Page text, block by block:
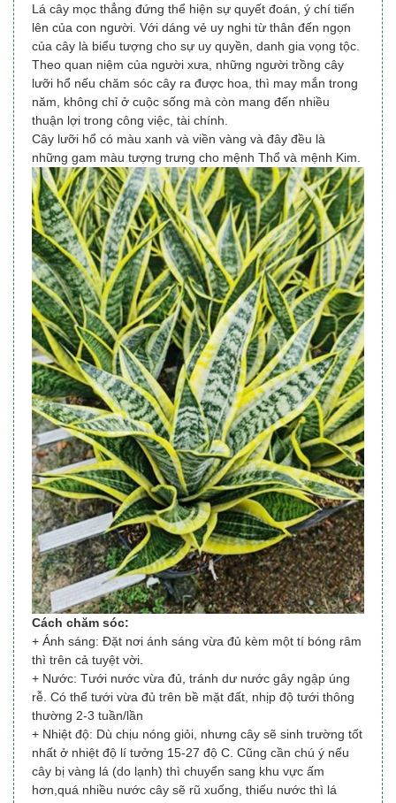
Lá cây mọc thẳng đứng thể hiện sự quyết đoán, ý chí tiến
lên của con người. Với dáng vẻ uy nghi từ thân đến ngọn
của cây là biểu tượng cho sự uy quyền, danh gia vọng tộc.
Theo quan niệm của người xưa, những người trồng cây
lưỡi hổ nếu chăm sóc cây ra được hoa, thì may mắn trong
năm, không chỉ ở cuộc sống mà còn mang đến nhiều
thuận lợi trong công việc, tài chính.
Cây lưỡi hổ có màu xanh và viền vàng và đây đều là
những gam màu tượng trưng cho mệnh Thổ và mệnh Kim.
Cách chăm sóc:
+ Ánh sáng: Đặt nơi ánh sáng vừa đủ kèm một tí bóng râm
thì trên cả tuyệt vời.
+ Nước: Tưới nước vừa đủ, tránh dư nước gây ngập úng
rễ. Có thể tưới vừa đủ trên bề mặt đất, nhịp độ tưới thông
thường 2-3 tuần/lần
+ Nhiệt độ: Dù chịu nóng giỏi, nhưng cây sẽ sinh trường tốt
nhất ở nhiệt độ lí tưởng 15-27 độ C. Cũng cần chú ý nếu
cây bị vàng lá (do lạnh) thì chuyển sang khu vực ấm
hơn,quá nhiều nước cây sẽ rũ xuống, thiếu nước thì lá